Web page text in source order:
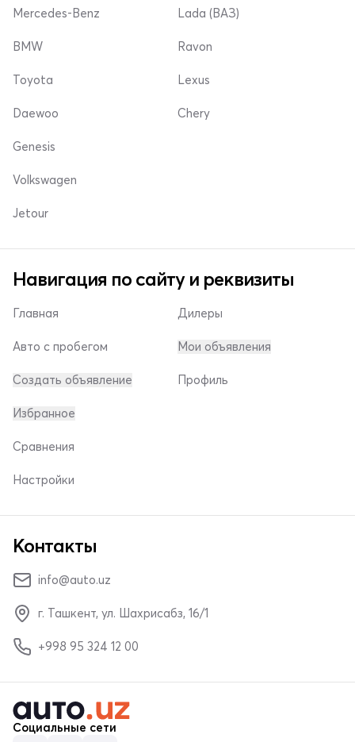
Mercedes-Benz Lada (ВАЗ)
BMW
Toyota
Daewoo
Ravon
Lexus
Chery
Genesis
Volkswagen
Jetour
Навигация по сайту и реквизиты
Главная
Авто с пробегом
Создать объявление
Дилеры
Мои объявления
Профиль
Избранное
Сравнения
Настройки
Контакты
info@auto.uz
г. Ташкент, ул. Шахрисабз, 16/1
+998 95 324 12 00
Социальные сети